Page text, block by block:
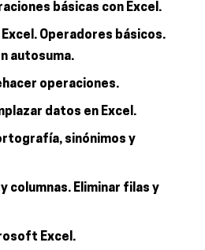
básicas con Excel.
Operadores básicos.
autosuma.
operaciones.
datos en Excel.
sinónimos y
columnas. Eliminar filas y
Excel.